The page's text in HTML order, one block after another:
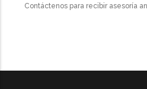
Contáctenos para recibir asesoría